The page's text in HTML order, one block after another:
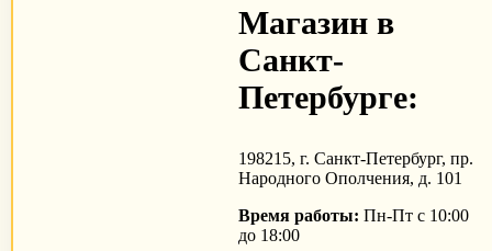
Магазин в
Санкт-
Петербурге:
198215, г. Санкт-Петербург, пр.
Народного Ополчения, д. 101
Время работы: Пн-Пт с 10:00
до 18:00